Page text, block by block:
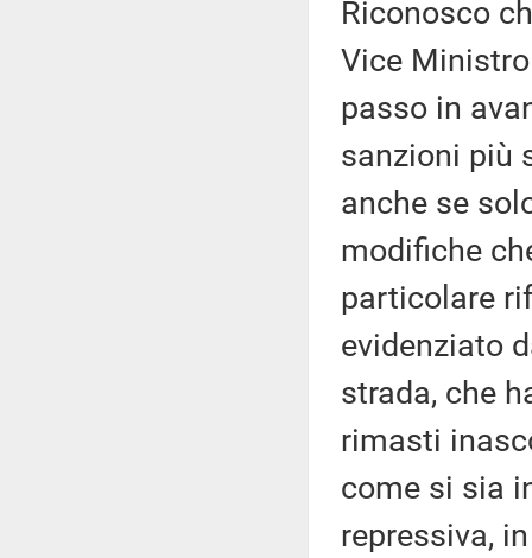
Riconosco
Vice
passo in
sanzioni più
anche se
modifiche
particolare
evidenziato
strada, che
rimasti
come si sia
repressiva,